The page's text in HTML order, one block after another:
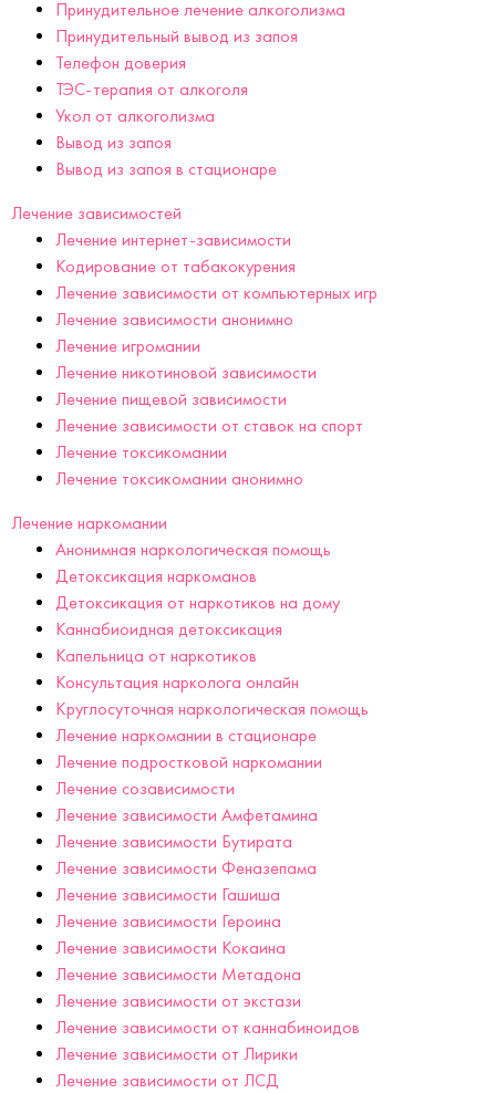
Принудительное лечение алкоголизма
Принудительный вывод из запоя
Телефон доверия
ТЭС-терапия от алкоголя
Укол от алкоголизма
Вывод из запоя
Вывод из запоя в стационаре
Лечение зависимостей
Лечение интернет-зависимости
Кодирование от табакокурения
Лечение зависимости от компьютерных игр
Лечение зависимости анонимно
Лечение игромании
Лечение никотиновой зависимости
Лечение пищевой зависимости
Лечение зависимости от ставок на спорт
Лечение токсикомании
Лечение токсикомании анонимно
Лечение наркомании
Анонимная наркологическая помощь
Детоксикация наркоманов
Детоксикация от наркотиков на дому
Каннабиоидная детоксикация
Капельница от наркотиков
Консультация нарколога онлайн
Круглосуточная наркологическая помощь
Лечение наркомании в стационаре
Лечение подростковой наркомании
Лечение созависимости
Лечение зависимости Амфетамина
Лечение зависимости Бутирата
Лечение зависимости Феназепама
Лечение зависимости Гашиша
Лечение зависимости Героина
Лечение зависимости Кокаина
Лечение зависимости Метадона
Лечение зависимости от экстази
Лечение зависимости от каннабиноидов
Лечение зависимости от Лирики
Лечение зависимости от ЛСД